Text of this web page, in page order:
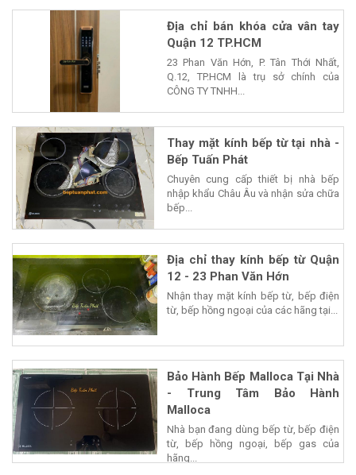
Địa chỉ bán khóa cửa vân tay
Quận 12 TP.HCM
23 Phan Văn Hớn, P. Tân Thới Nhất,
Q.12, TP.HCM là trụ sở chính của
CÔNG TY TNHH...
Thay mặt kính bếp từ tại nhà -
Bếp Tuấn Phát
Chuyên cung cấp thiết bị nhà bếp
nhập khẩu Châu Âu và nhận sửa chữa
bếp...
Địa chỉ thay kính bếp từ Quận
12 - 23 Phan Văn Hớn
Nhận thay mặt kính bếp từ, bếp điện
từ, bếp hồng ngoại của các hãng tại...
Bảo Hành Bếp Malloca Tại Nhà
- Trung Tâm Bảo Hành
Malloca
Nhà bạn đang dùng bếp từ, bếp điện
từ, bếp hồng ngoại, bếp gas của
hãng...